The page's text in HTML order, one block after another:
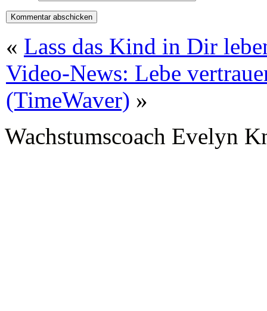
« Lass das Kind in Dir
Video-News: Lebe
(TimeWaver) »
Wachstumscoach Evelyn